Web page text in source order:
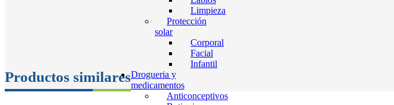
Limpieza
Protección
solar
Corporal
Facial
Infantil
Drogueria y
medicamentos
Anticonceptivos
Productos similares